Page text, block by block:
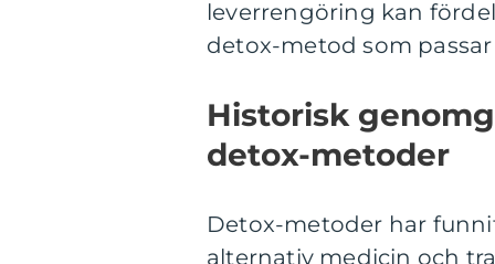
leverrengöring kan
detox-metod som
Historisk
detox-metoder
Detox-metoder har
alternativ medicin och